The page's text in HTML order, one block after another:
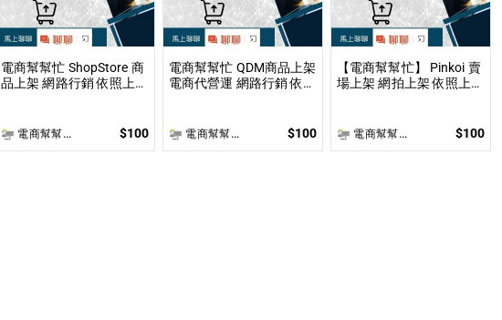
電商幫幫忙 ShopStore 商
品上架 網路行銷 依照上架
電商幫幫忙(電商平台代營運/電商上架/運營策略/網路行銷) $100
電商幫幫忙 QDM商品上架
電商代營運 網路行銷 依照
電商幫幫忙(電商平台代營運/電商上架/運營策略/網路行銷) $100
【電商幫幫忙】 Pinkoi 賣
場上架 網拍上架 依照上架
電商幫幫忙(電商平台代營運/電商上架/運營策略/網路行銷) $100